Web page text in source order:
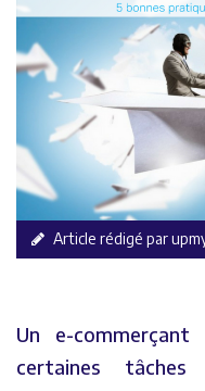
Article rédigé par
Un e-
certaines tâches